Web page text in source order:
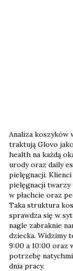
Analiza koszyków
traktują Glovo
health na każdą
urody oraz daily
pielęgnacji.
pielęgnacji twarzy
w płachcie oraz
Taka struktura
sprawdza się w
nagle zabraknie
dziecka. Widzimy
9:00 a 10:00 oraz
potrzebę
dnia pracy.